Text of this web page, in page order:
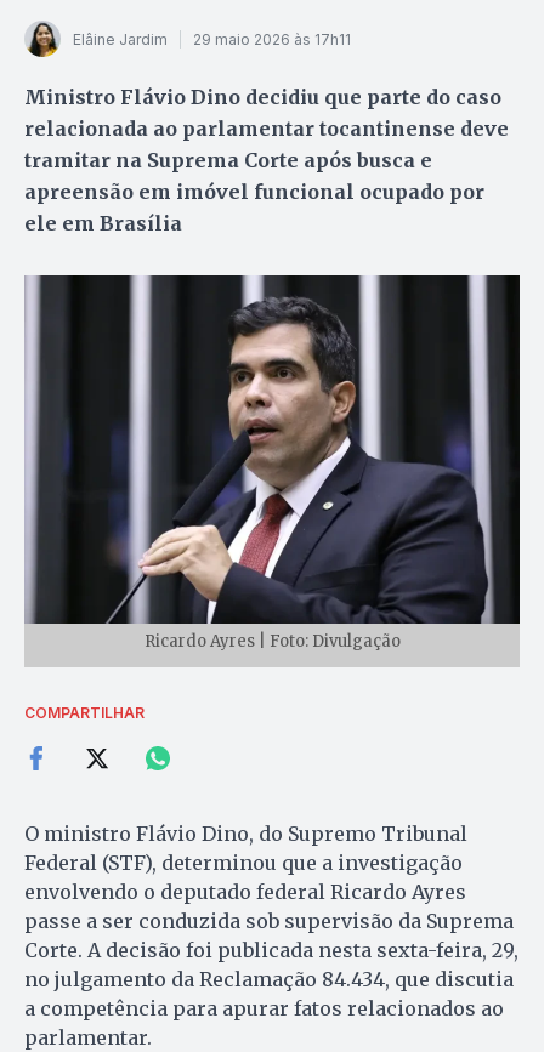
Elâine Jardim 29 maio 2026 às 17h11
Ministro Flávio Dino decidiu que parte do caso
relacionada ao parlamentar tocantinense deve
tramitar na Suprema Corte após busca e
apreensão em imóvel funcional ocupado por
ele em Brasília
Ricardo Ayres | Foto: Divulgação
COMPARTILHAR
O ministro Flávio Dino, do Supremo Tribunal
Federal (STF), determinou que a investigação
envolvendo o deputado federal Ricardo Ayres
passe a ser conduzida sob supervisão da Suprema
Corte. A decisão foi publicada nesta sexta-feira, 29,
no julgamento da Reclamação 84.434, que discutia
a competência para apurar fatos relacionados ao
parlamentar.